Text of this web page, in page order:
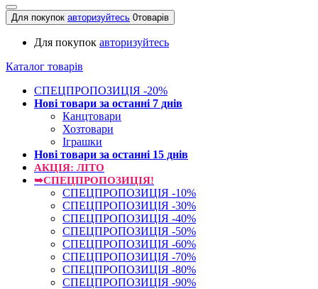
Для покупок авторизуйтесь 0товарів
Для покупок авторизуйтесь
Каталог товарів
СПЕЦПРОПОЗИЦІЯ -20%
Нові товари за останнi 7 днiв
Канцтовари
Хозтовари
Іграшки
Нові товари за останнi 15 днiв
АКЦІЯ: ЛІТО
➥СПЕЦПРОПОЗИЦІЯ!
СПЕЦПРОПОЗИЦІЯ -10%
СПЕЦПРОПОЗИЦІЯ -30%
СПЕЦПРОПОЗИЦІЯ -40%
СПЕЦПРОПОЗИЦІЯ -50%
СПЕЦПРОПОЗИЦІЯ -60%
СПЕЦПРОПОЗИЦІЯ -70%
СПЕЦПРОПОЗИЦІЯ -80%
СПЕЦПРОПОЗИЦІЯ -90%